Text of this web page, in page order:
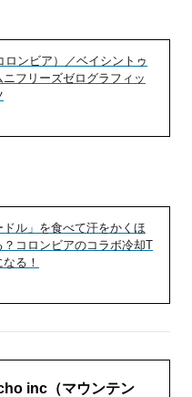
ロンビア）／ベイシントゥ
ニフリーズゼログラフィッ
ドル」を食べて汗をかくほ
？コロンビアのコラボ冷却T
る！
inc（マウンテン